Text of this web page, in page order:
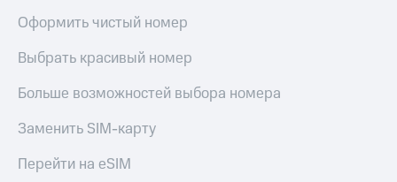
Оформить чистый номер
Выбрать красивый номер
Больше возможностей выбора номера
Заменить SIM-карту
Перейти на eSIM